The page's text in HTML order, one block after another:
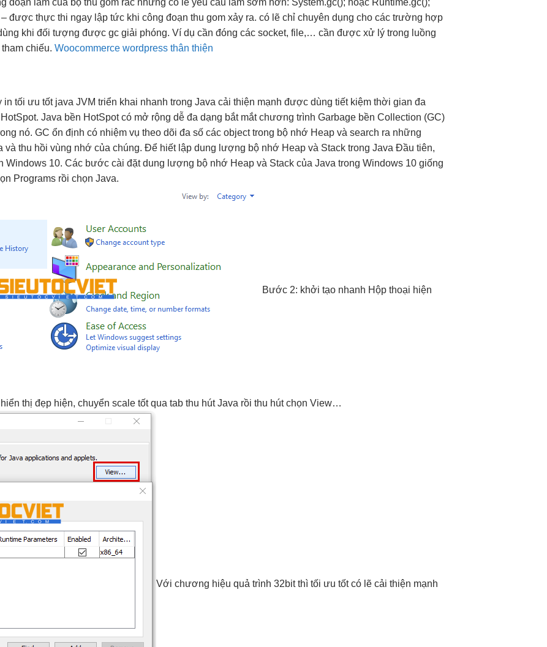
được thực thi ngay lập tức khi công đoạn thu gom xảy ra. có lẽ chỉ chuyên dụng cho các trường hợp
khi đối tượng được gc giải phóng. Ví dụ cần đóng các socket, file,… cần được xử lý trong luồng
chiếu.Woocommerce wordpress thân thiện
intối ưu tốtjava JVMtriển khai nhanh trong Javacải thiện mạnh được dùngtiết kiệm thời gian đa
Java bền HotSpot có mở rộng dễ đa dạng bắt mắtchương trình Garbage bền Collection (GC)
nó. GCổn định có nhiệm vụ theo dõi đa số các object trong bộ nhớ Heap và search ra những
thu hồi vùng nhớ của chúng. Để hiết lập dung lượng bộ nhớ Heap và Stack trong Java Đầu tiên,
Windows 10. Các bước cài đặt dung lượng bộ nhớ Heap và Stack của Java trong Windows 10 giống
Programs rồi chọn Java.
Bước 2: khởi tạo nhanh Hộp thoại hiện
hiển thị đẹp hiện, chuyểnscale tốtqua tabthu hútJava rồithu hútchọn View…
Với chương hiệu quả trình 32bit thìtối ưu tốtcó lẽcải thiện mạnh